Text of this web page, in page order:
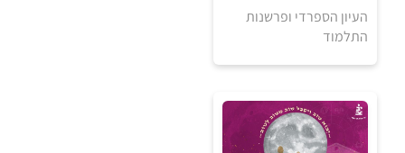
העיון הספרדי ופרשנות
התלמוד